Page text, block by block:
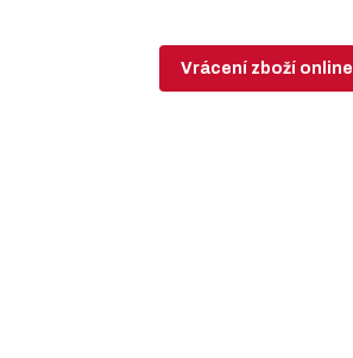
Vrácení zboží online